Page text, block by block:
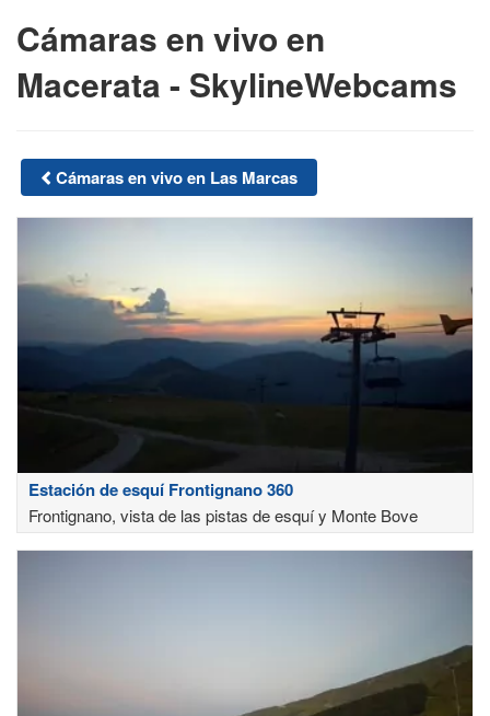
Cámaras en vivo en
Macerata - SkylineWebcams
Cámaras en vivo en Las Marcas
Estación de esquí Frontignano 360
Frontignano, vista de las pistas de esquí y Monte Bove